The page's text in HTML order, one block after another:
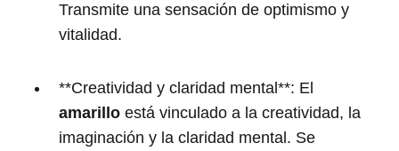
Transmite una sensación de optimismo y
vitalidad.
**Creatividad y claridad mental**: El
amarillo está vinculado a la creatividad, la
imaginación y la claridad mental. Se